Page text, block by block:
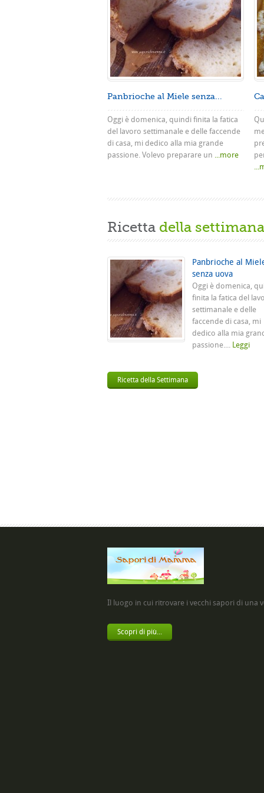
Panbrioche al Miele senza...
Oggi è domenica, quindi finita la fatica
del lavoro settimanale e delle faccende
di casa, mi dedico alla mia grande
passione. Volevo preparare un ...more
Ricetta della settimana
Panbrioche al
senza uova
Oggi è domenica,
finita la fatica del
settimanale e delle
faccende di casa, mi
dedico alla mia
passione.... Leggi
Ricetta della Settimana
Il luogo in cui ritrovare i vecchi sapori di una
Scopri di più...